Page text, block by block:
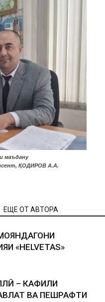
маъдану
ҚОДИРОВ А.А.
ЕЩЕ ОТ АВТОРА
«HELVETAS»
– КАФИЛИ
ВА ПЕШРАФТИ